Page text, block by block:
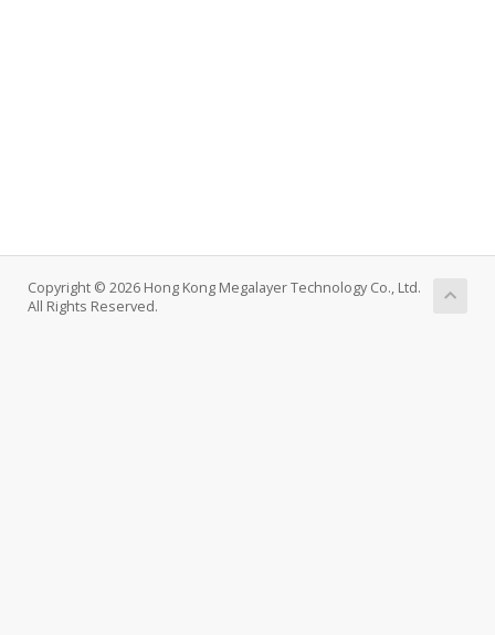
Copyright © 2026 Hong Kong Megalayer Technology Co., Ltd.
All Rights Reserved.